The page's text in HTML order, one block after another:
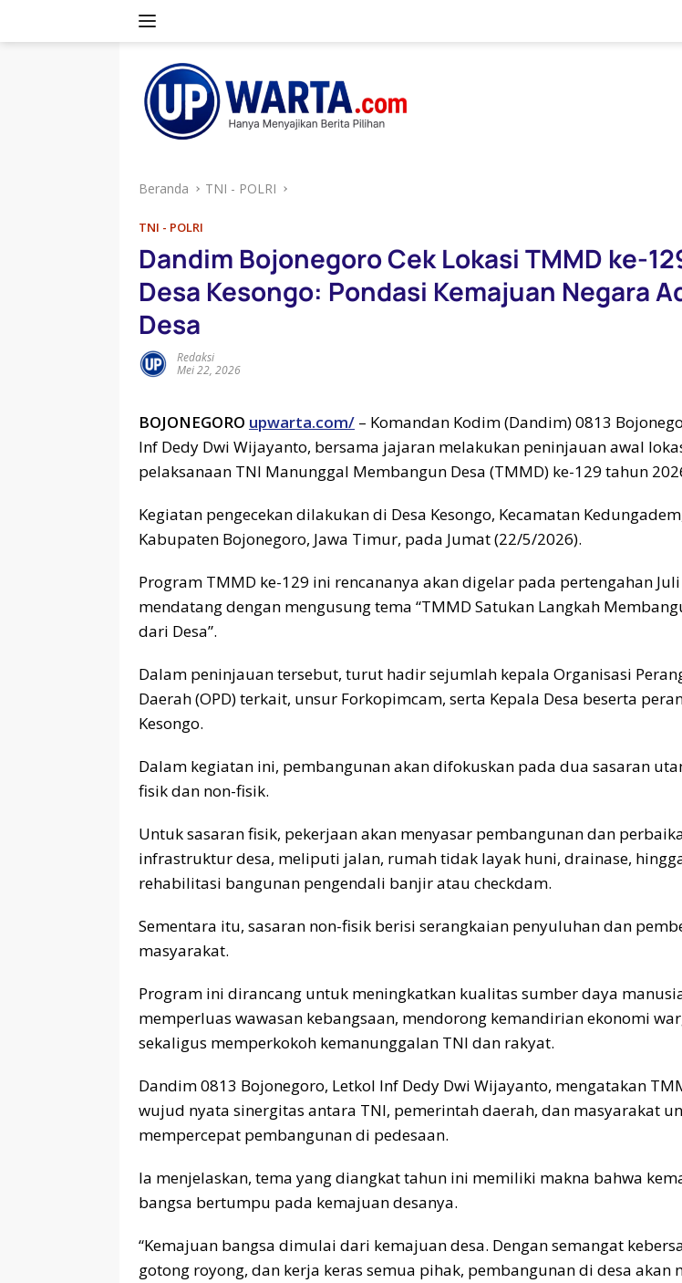
Beranda TNI - POLRI
TNI - POLRI
Dandim Bojonegoro Cek Lokasi TMMD ke-
Desa Kesongo: Pondasi Kemajuan Negara
Desa
Redaksi
Mei 22, 2026
BOJONEGORO upwarta.com/ – Komandan Kodim (Dandim) 0813
Inf Dedy Dwi Wijayanto, bersama jajaran melakukan peninjauan awal
pelaksanaan TNI Manunggal Membangun Desa (TMMD) ke-129 tahun
Kegiatan pengecekan dilakukan di Desa Kesongo, Kecamatan
Kabupaten Bojonegoro, Jawa Timur, pada Jumat (22/5/2026).
Program TMMD ke-129 ini rencananya akan digelar pada pertengahan
mendatang dengan mengusung tema “TMMD Satukan Langkah
dari Desa”.
Dalam peninjauan tersebut, turut hadir sejumlah kepala Organisasi
Daerah (OPD) terkait, unsur Forkopimcam, serta Kepala Desa beserta
Kesongo.
Dalam kegiatan ini, pembangunan akan difokuskan pada dua sasaran
fisik dan non-fisik.
Untuk sasaran fisik, pekerjaan akan menyasar pembangunan dan
infrastruktur desa, meliputi jalan, rumah tidak layak huni, drainase,
rehabilitasi bangunan pengendali banjir atau checkdam.
Sementara itu, sasaran non-fisik berisi serangkaian penyuluhan dan
masyarakat.
Program ini dirancang untuk meningkatkan kualitas sumber daya
memperluas wawasan kebangsaan, mendorong kemandirian ekonomi
sekaligus memperkokoh kemanunggalan TNI dan rakyat.
Dandim 0813 Bojonegoro, Letkol Inf Dedy Dwi Wijayanto, mengatakan
wujud nyata sinergitas antara TNI, pemerintah daerah, dan masyarakat
mempercepat pembangunan di pedesaan.
Ia menjelaskan, tema yang diangkat tahun ini memiliki makna bahwa
bangsa bertumpu pada kemajuan desanya.
“Kemajuan bangsa dimulai dari kemajuan desa. Dengan semangat
gotong royong, dan kerja keras semua pihak, pembangunan di desa akan